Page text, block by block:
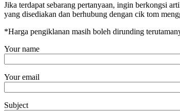
Jika terdapat sebarang pertanyaan, ingin berkongsi
yang disediakan dan berhubung dengan cik tom
*Harga pengiklanan masih boleh dirunding
Your name
Your email
Subject